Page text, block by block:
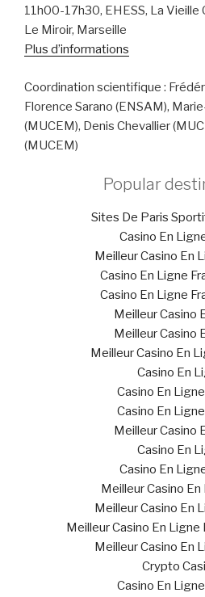
11h00-17h30, EHESS, La Vieille
Le Miroir, Marseille
Plus d’informations
Coordination scientifique :
Florence Sarano (ENSAM),
(MUCEM), Denis Chevallier
(MUCEM)
Popular
Sites De Paris
Casino En
Meilleur Casino En
Casino En Ligne
Casino En Ligne
Meilleur Casino
Meilleur Casino
Meilleur Casino En
Casino En
Casino En
Casino En
Meilleur Casino
Casino En
Casino En
Meilleur Casino
Meilleur Casino En
Meilleur Casino En
Meilleur Casino En
Crypto
Casino En